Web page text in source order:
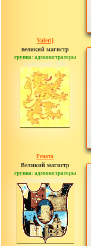
Valerij
великий магистр
группа: администраторы
сообщений: 3753
Рената
Великий магистр
группа: администраторы
сообщений: 30442